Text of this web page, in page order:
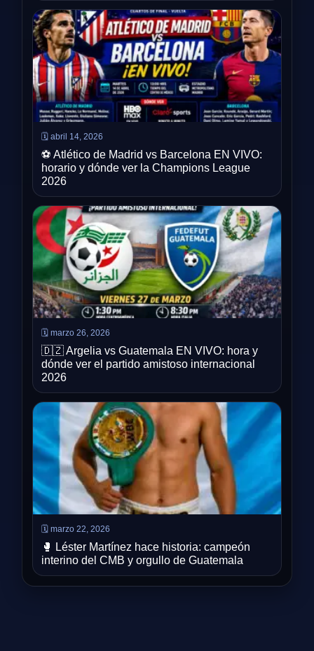
🗓️ abril 14, 2026
⚽ Atlético de Madrid vs Barcelona EN VIVO:
horario y dónde ver la Champions League
2026
🗓️ marzo 26, 2026
🇩🇿 Argelia vs Guatemala EN VIVO: hora y
dónde ver el partido amistoso internacional
2026
🗓️ marzo 22, 2026
🥊 Léster Martínez hace historia: campeón
interino del CMB y orgullo de Guatemala